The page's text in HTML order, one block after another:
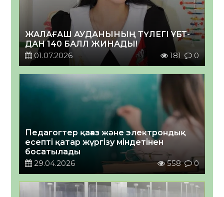
ЖАЛАҒАШ АУДАНЫНЫҢ ТҮЛЕГІ ҰБТ-
ДАН 140 БАЛЛ ЖИНАДЫ!
01.07.2026
181 0
Педагогтер қағаз және электрондық
есепті қатар жүргізу міндетінен
босатылады
29.04.2026
558 0